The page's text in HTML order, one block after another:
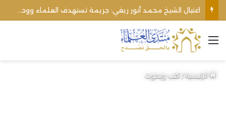
القائمة
الرئيسية/كتب وبحوث